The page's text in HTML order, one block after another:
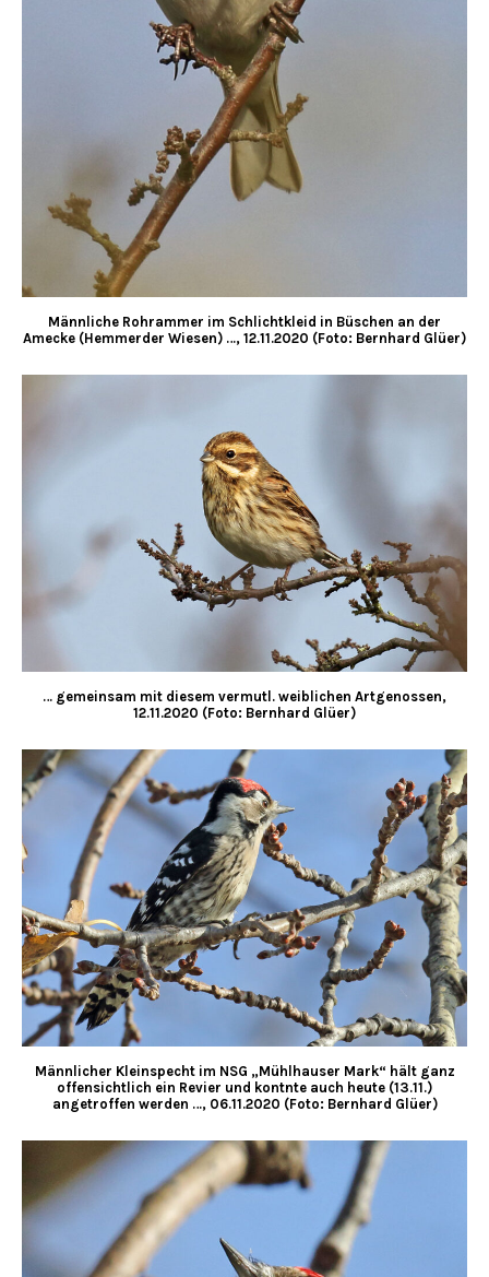
Männliche Rohrammer im Schlichtkleid in Büschen an der
Amecke (Hemmerder Wiesen) …, 12.11.2020 (Foto: Bernhard Glüer)
… gemeinsam mit diesem vermutl. weiblichen Artgenossen,
12.11.2020 (Foto: Bernhard Glüer)
Männlicher Kleinspecht im NSG „Mühlhauser Mark“ hält ganz
offensichtlich ein Revier und kontnte auch heute (13.11.)
angetroffen werden …, 06.11.2020 (Foto: Bernhard Glüer)